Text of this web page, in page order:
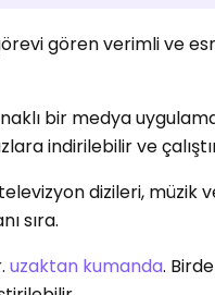
gören verimli ve
bir medya
indirilebilir ve
dizileri, müzik
sıra.
uzaktan kumanda.